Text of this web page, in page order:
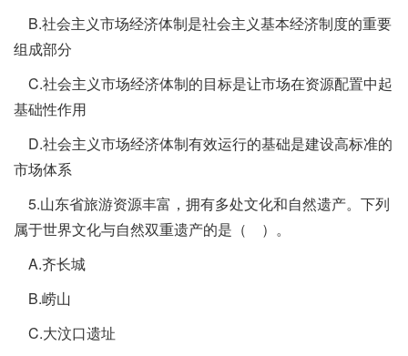
B.社会主义市场经济体制是社会主义基本经济制度的重要
组成部分
C.社会主义市场经济体制的目标是让市场在资源配置中起
基础性作用
D.社会主义市场经济体制有效运行的基础是建设高标准的
市场体系
5.山东省旅游资源丰富，拥有多处文化和自然遗产。下列
属于世界文化与自然双重遗产的是（ ）。
A.齐长城
B.崂山
C.大汶口遗址